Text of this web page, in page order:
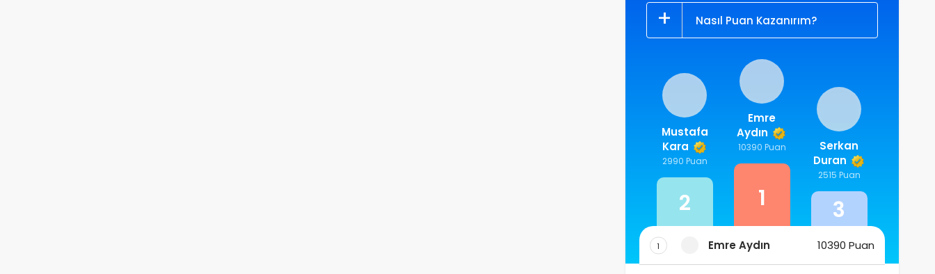
Nasıl Puan Kazanırım?
Emre
Aydın
10390 Puan
1
Mustafa
Kara
2990 Puan
2
Serkan
Duran
2515 Puan
3
1 Emre Aydın 10390 Puan